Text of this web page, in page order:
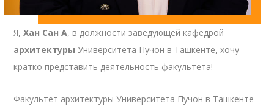
Я,Хан Сан А, в должности заведующей кафедрой
архитектуры Университета Пучон в Ташкенте, хочу
кратко представить деятельность факультета!
Факультет архитектуры Университета Пучон в Ташкенте